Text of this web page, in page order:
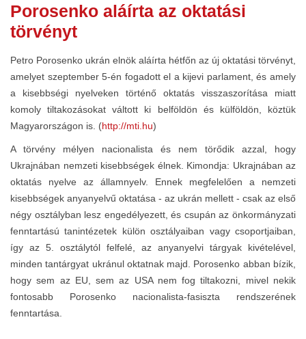
Porosenko aláírta az oktatási
törvényt
Petro Porosenko ukrán elnök aláírta hétfőn az új oktatási törvényt,
amelyet szeptember 5-én fogadott el a kijevi parlament, és amely
a kisebbségi nyelveken történő oktatás visszaszorítása miatt
komoly tiltakozásokat váltott ki belföldön és külföldön, köztük
Magyarországon is. (http://mti.hu)
A törvény mélyen nacionalista és nem törődik azzal, hogy
Ukrajnában nemzeti kisebbségek élnek. Kimondja: Ukrajnában az
oktatás nyelve az államnyelv. Ennek megfelelően a nemzeti
kisebbségek anyanyelvű oktatása - az ukrán mellett - csak az első
négy osztályban lesz engedélyezett, és csupán az önkormányzati
fenntartású tanintézetek külön osztályaiban vagy csoportjaiban,
így az 5. osztálytól felfelé, az anyanyelvi tárgyak kivételével,
minden tantárgyat ukránul oktatnak majd. Porosenko abban bízik,
hogy sem az EU, sem az USA nem fog tiltakozni, mivel nekik
fontosabb Porosenko nacionalista-fasiszta rendszerének
fenntartása.